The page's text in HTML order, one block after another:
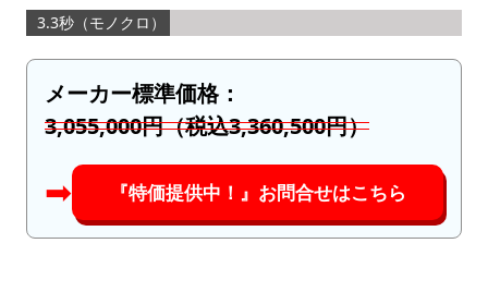
3.3秒（モノクロ）
メーカー標準価格：
3,055,000円（税込3,360,500円）
➡︎ 『特価提供中！』お問合せはこちら